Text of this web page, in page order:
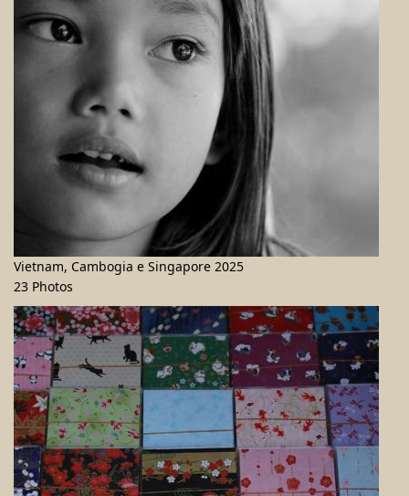
Vietnam, Cambogia e Singapore 2025
23 Photos